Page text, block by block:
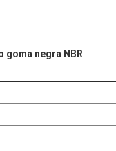
goma negra NBR